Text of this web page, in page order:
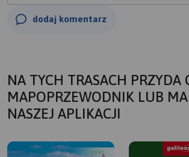
dodaj komentarz
NA TYCH TRASACH PRZYDA
MAPOPRZEWODNIK LUB
NASZEJ APLIKACJI